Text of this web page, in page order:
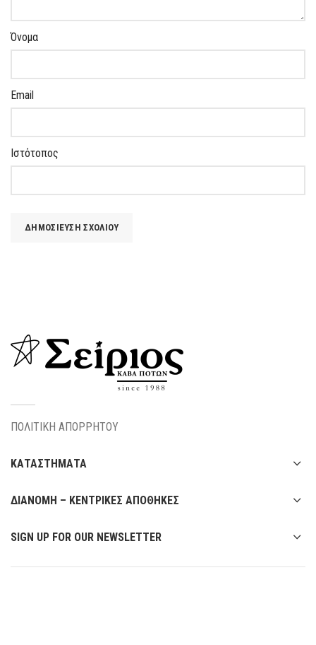
Όνομα
Email
Ιστότοπος
ΠΟΛΙΤΙΚΗ ΑΠΟΡΡΗΤΟΥ
ΚΑΤΑΣΤΗΜΑΤΑ
ΔΙΑΝΟΜΗ – ΚΕΝΤΡΙΚΕΣ ΑΠΟΘΗΚΕΣ
SIGN UP FOR OUR NEWSLETTER